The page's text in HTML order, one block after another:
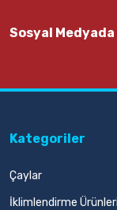
Sosyal
Kategoriler
Çaylar
İklimlendirme Ürünleri